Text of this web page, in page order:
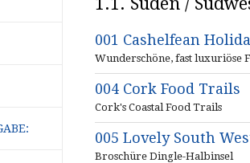
001 Cashelfean
Wunderschöne, fast luxuriöse
004 Cork Food Trails
Cork's Coastal Food Trails
005 Lovely South
Broschüre Dingle-Halbinsel